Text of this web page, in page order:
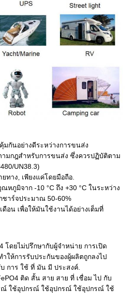
มกันอย่างดีระหว่างการขนส่ง
มกฎสําหรับการขนส่ง ซึ่งควรปฏิบัติตาม
UN38.3)
ทาง, เพียงแค่โดยมือถือ.
หภูมิจาก -10 °C ถึง +30 °C ในระหว่าง
ชาร์จประมาณ 50-60%
ดือน เพื่อให้มันใช้งานได้อย่างเต็มที่
โดยไม่ปรึกษากับผู้จําหน่าย การเปิด
ให้การรับประกันของผู้ผลิตถูกลงไป
การ ใช้ ที่ มัน มี ประสงค์.
ติด สั้น สาย สาย ที่ เชื่อม ไป กับ
ณ์ ใช้อุปกรณ์ ใช้อุปกรณ์ ใช้อุปกรณ์ ใช้